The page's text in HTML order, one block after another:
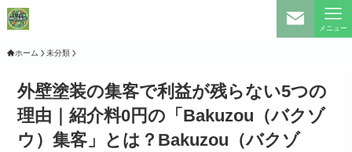
メニュー
ホーム 未分類
外壁塗装の集客で利益が残らない5つの
理由｜紹介料0円の「Bakuzou（バクゾ
ウ）集客」とは？Bakuzou（バクゾ